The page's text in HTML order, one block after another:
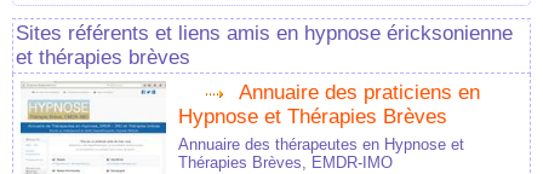
Sites référents et liens amis en hypnose éricksonienne
et thérapies brèves
Annuaire des praticiens en
Hypnose et Thérapies Brèves
Annuaire des thérapeutes en Hypnose et
Thérapies Brèves, EMDR-IMO